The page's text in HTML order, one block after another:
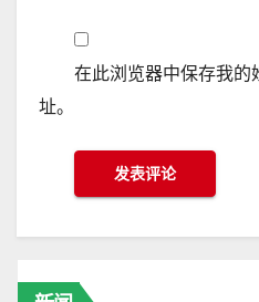
在此浏览器中保存我的
址。